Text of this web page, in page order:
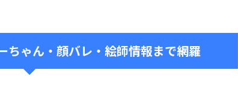
ちゃん・顔バレ・絵師情報まで網羅